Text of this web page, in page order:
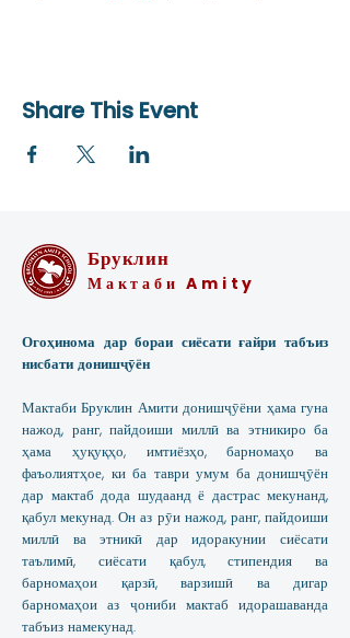
Share This Event
Бруклин
Мактаби Amity
Огоҳинома дар бораи сиёсати ғайри табъиз
нисбати донишҷӯён
Мактаби Бруклин Амити донишҷӯёни ҳама гуна
нажод, ранг, пайдоиши миллӣ ва этникиро ба
ҳама ҳуқуқҳо, имтиёзҳо, барномаҳо ва
фаъолиятҳое, ки ба таври умум ба донишҷӯён
дар мактаб дода шудаанд ё дастрас мекунанд,
қабул мекунад. Он аз рӯи нажод, ранг, пайдоиши
миллӣ ва этникӣ дар идоракунии сиёсати
таълимӣ, сиёсати қабул, стипендия ва
барномаҳои қарзӣ, варзишӣ ва дигар
барномаҳои аз ҷониби мактаб идорашаванда
табъиз намекунад.